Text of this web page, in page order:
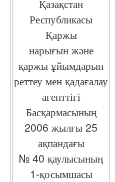
Қазақстан
Республикасы
Қаржы
нарығын және
қаржы ұйымдарын
реттеу мен қадағалау
агенттігі
Басқармасының
2006 жылғы 25
ақпандағы
№ 40 қаулысының
1-қосымшасы